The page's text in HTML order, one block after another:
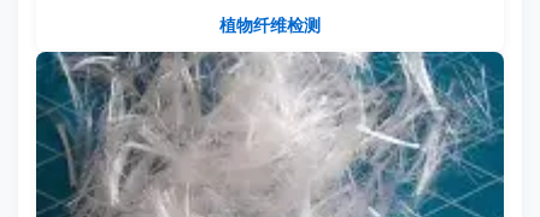
植物纤维检测